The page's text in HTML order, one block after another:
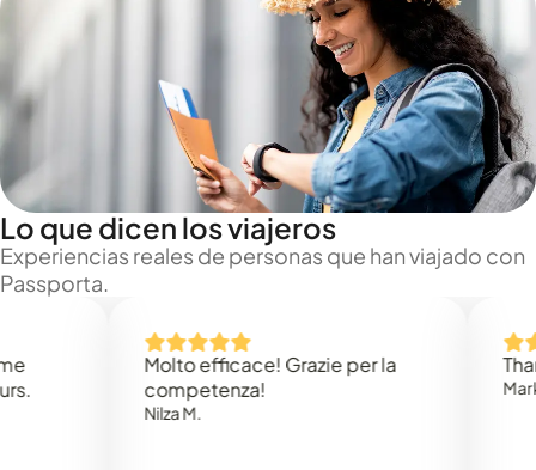
Lo que dicen los viajeros
Experiencias reales de personas que han viajado con
Passporta.
Molto efficace! Grazie per la
competenza!
Thank
Mark N.